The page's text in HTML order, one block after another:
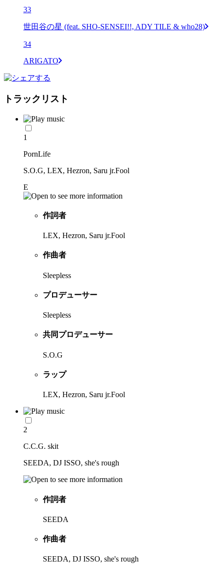
33
世田谷の星 (feat. SHO-SENSEI!!, ADY TILE & who28)
34
ARIGATO
トラックリスト
1
PornLife
S.O.G, LEX, Hezron, Saru jr.Fool
E
作詞者
LEX, Hezron, Saru jr.Fool
作曲者
Sleepless
プロデューサー
Sleepless
共同プロデューサー
S.O.G
ラップ
LEX, Hezron, Saru jr.Fool
2
C.C.G. skit
SEEDA, DJ ISSO, she's rough
作詞者
SEEDA
作曲者
SEEDA, DJ ISSO, she's rough